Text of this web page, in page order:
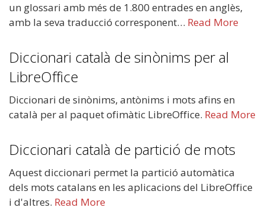
un glossari amb més de 1.800 entrades en anglès,
amb la seva traducció corresponent… Read More
Diccionari català de sinònims per al
LibreOffice
Diccionari de sinònims, antònims i mots afins en
català per al paquet ofimàtic LibreOffice. Read More
Diccionari català de partició de mots
Aquest diccionari permet la partició automàtica
dels mots catalans en les aplicacions del LibreOffice
i d'altres. Read More